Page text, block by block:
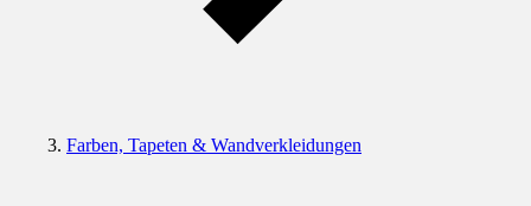
Farben, Tapeten & Wandverkleidungen